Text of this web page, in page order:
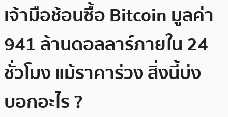
เจ้ามือช้อนซื้อ Bitcoin มูลค่า
941 ล้านดอลลาร์ภายใน 24
ชั่วโมง แม้ราคาร่วง สิ่งนี้บ่ง
บอกอะไร ?